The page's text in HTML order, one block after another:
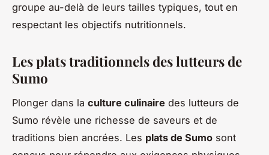
groupe au-delà de leurs tailles typiques, tout en
respectant les objectifs nutritionnels.
Les plats traditionnels des lutteurs de
Sumo
Plonger dans la culture culinaire des lutteurs de
Sumo révèle une richesse de saveurs et de
traditions bien ancrées. Les plats de Sumo sont